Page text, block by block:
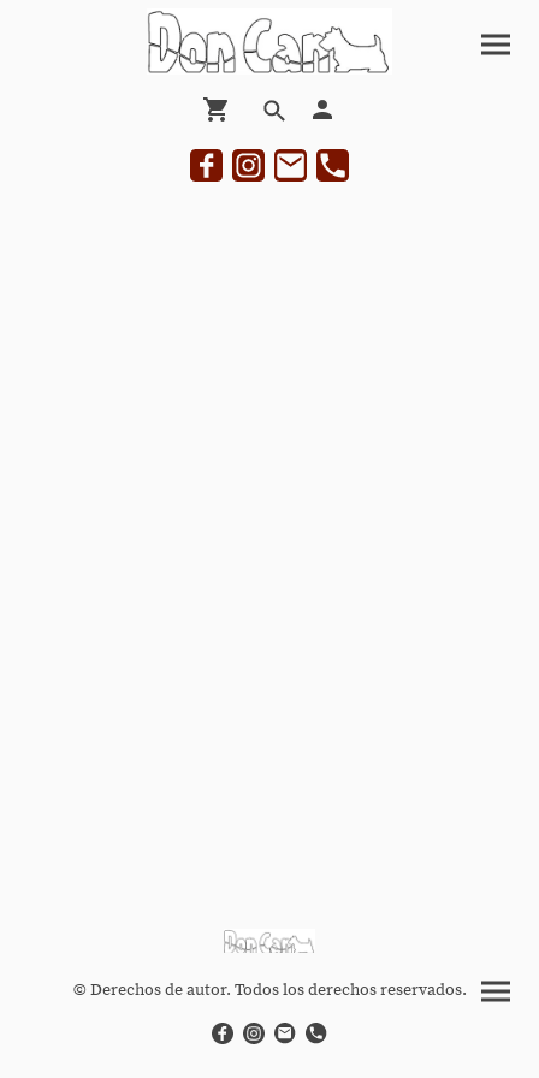
© Derechos de autor. Todos los derechos reservados.